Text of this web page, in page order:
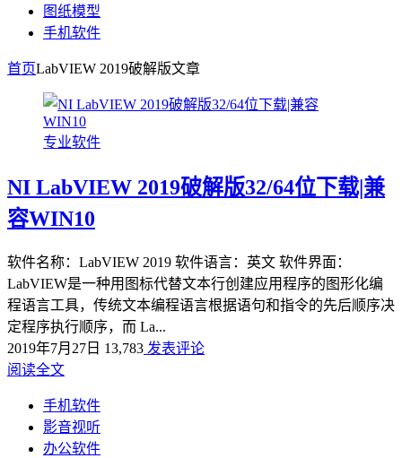
图纸模型
手机软件
首页LabVIEW 2019破解版文章
专业软件
NI LabVIEW 2019破解版32/64位下载|兼
容WIN10
软件名称：LabVIEW 2019 软件语言：英文 软件界面：
LabVIEW是一种用图标代替文本行创建应用程序的图形化编
程语言工具，传统文本编程语言根据语句和指令的先后顺序决
定程序执行顺序，而 La...
2019年7月27日 13,783 发表评论
阅读全文
手机软件
影音视听
办公软件